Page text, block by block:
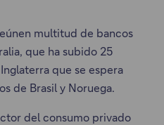
multitud de bancos
que ha subido 25
que se espera
de Brasil y Noruega.
del consumo privado